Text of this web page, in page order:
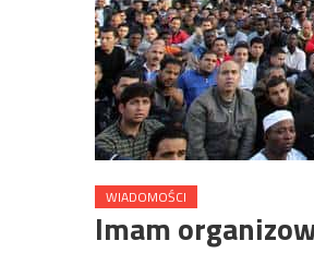
WIADOMOŚCI
Imam